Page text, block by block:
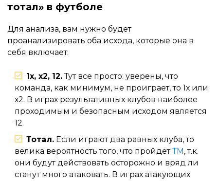
тотал» в футболе
Для анализа, вам нужно будет
проанализировать оба исхода, которые она в
себя включает:
1х, х2, 12.Тут все просто: уверены, что
команда, как минимум, не проиграет, то 1х или
х2. В играх результативных клубов наиболее
проходимым и безопасным исходом является
12.
Тотал. Если играют два равных клуба, то
велика вероятность того, что пройдетТМ , т.к.
они будут действовать осторожно и вряд ли
станут много атаковать. В играх атакующих